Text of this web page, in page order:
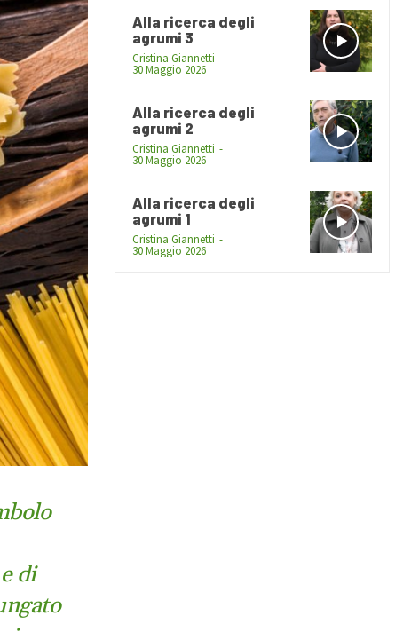
di
Alla ricerca degli
agrumi 3
Cristina Giannetti -
30 Maggio 2026
Alla ricerca degli
agrumi 2
Cristina Giannetti -
30 Maggio 2026
Alla ricerca degli
agrumi 1
Cristina Giannetti -
30 Maggio 2026